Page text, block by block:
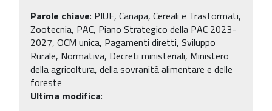
Parole chiave: PIUE, Canapa, Cereali e Trasformati,
Zootecnia, PAC, Piano Strategico della PAC 2023-
2027, OCM unica, Pagamenti diretti, Sviluppo
Rurale, Normativa, Decreti ministeriali, Ministero
della agricoltura, della sovranità alimentare e delle
foreste
Ultima modifica: